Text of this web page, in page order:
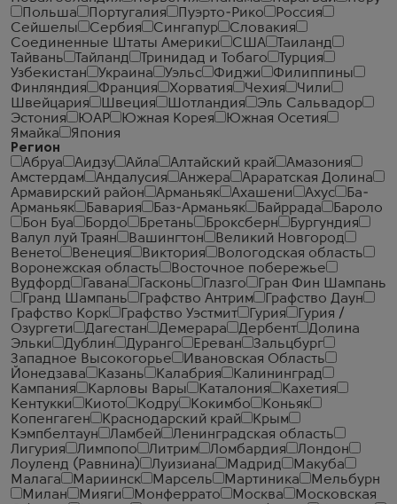
Польша
Португалия Пуэрто-Рико
Россия
Сейшелы
Сербия Сингапур
Словакия
Соединенные Штаты Америки
США
Таиланд
Тайвань
Тайланд Тринидад и Тобаго
Турция
Узбекистан
Украина Уэльс Фиджи
Филиппины
Финляндия
Франция Хорватия Чехия
Чили
Швейцария
Швеция Шотландия
Эль Сальвадор
Эстония
ЮАР Южная Корея
Южная Осетия
Ямайка
Япония
Регион
Абруа
Аидзу Айла Алтайский край
Амазония
Амстердам
Андалусия Анжера
Араратская Долина
Армавирский район
Арманьяк Ахашени Ахус
Ба-
Арманьяк
Бавария Баз-Арманьяк Байррада
Бароло
Бон Буа
Бордо Бретань Броксберн
Бургундия
Валул луй Траян
Вашингтон
Великий Новгород
Венето
Венеция Виктория
Вологодская область
Воронежская область
Восточное побережье
Вудфорд
Гавана Гасконь Глазго
Гран Фин Шампань
Гранд Шампань
Графство Антрим
Графство Даун
Графство Корк
Графство Уэстмит Гурия
Гурия /
Озургети
Дагестан Демерара Дербент
Долина
Эльки
Дублин Дуранго Ереван
Зальцбург
Западное Высокогорье
Ивановская Область
Йонедзава
Казань Калабрия
Калининград
Кампания
Карловы Вары Каталония
Кахетия
Кентукки
Киото Кодру Кокимбо
Коньяк
Копенгаген
Краснодарский край
Крым
Кэмпбелтаун
Ламбей
Ленинградская область
Лигурия
Лимпопо Литрим Ломбардия
Лондон
Лоуленд (Равнина)
Луизиана Мадрид
Макуба
Малага
Мариинск Марсель Мартиника
Мельбурн
Милан
Мияги Монферрато Москва
Московская